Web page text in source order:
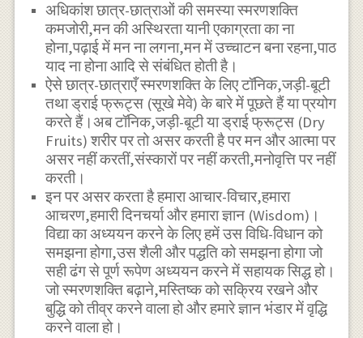
अधिकांश छात्र-छात्राओं की समस्या स्मरणशक्ति
कमजोरी,मन की अस्थिरता यानी एकाग्रता का ना
होना,पढ़ाई में मन ना लगना,मन में उच्चाटन बना रहना,पाठ
याद ना होना आदि से संबंधित होती है।
ऐसे छात्र-छात्राएँ स्मरणशक्ति के लिए टॉनिक,जड़ी-बूटी
तथा ड्राई फ्रूट्स (सूखे मेवे) के बारे में पूछते हैं या प्रयोग
करते हैं।अब टॉनिक,जड़ी-बूटी या ड्राई फ्रूट्स (Dry
Fruits) शरीर पर तो असर करती है पर मन और आत्मा पर
असर नहीं करतीं,संस्कारों पर नहीं करती,मनोवृत्ति पर नहीं
करती।
इन पर असर करता है हमारा आचार-विचार,हमारा
आचरण,हमारी दिनचर्या और हमारा ज्ञान (Wisdom)।
विद्या का अध्ययन करने के लिए हमें उस विधि-विधान को
समझना होगा,उस शैली और पद्धति को समझना होगा जो
सही ढंग से पूर्ण रूपेण अध्ययन करने में सहायक सिद्ध हो।
जो स्मरणशक्ति बढ़ाने,मस्तिष्क को सक्रिय रखने और
बुद्धि को तीव्र करने वाला हो और हमारे ज्ञान भंडार में वृद्धि
करने वाला हो।